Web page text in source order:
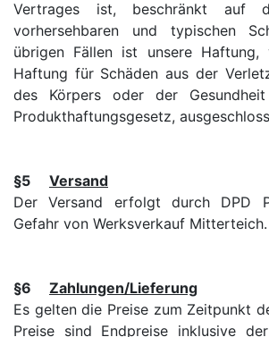
Vertrages ist, beschränkt auf
vorhersehbaren und typischen
übrigen Fällen ist unsere Haftung,
Haftung für Schäden aus der
des Körpers oder der
Produkthaftungsgesetz,
§5
Versand
Der Versand erfolgt durch DPD
Gefahr von Werksverkauf Mitterteich.
§6
Zahlungen/Lieferung
Es gelten die Preise zum Zeitpunkt
Preise sind Endpreise inklusive